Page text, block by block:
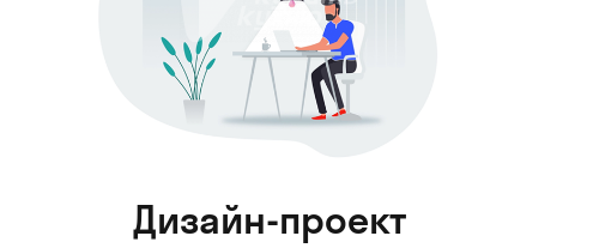
Дизайн-проект